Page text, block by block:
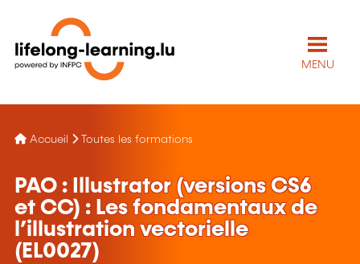
MENU
Accueil Toutes les formations
PAO : Illustrator (versions CS6
et CC) : Les fondamentaux de
l’illustration vectorielle
(EL0027)